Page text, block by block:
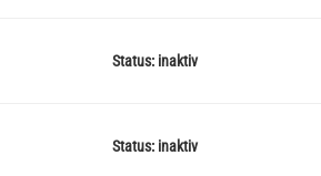
Status: inaktiv
Status: inaktiv